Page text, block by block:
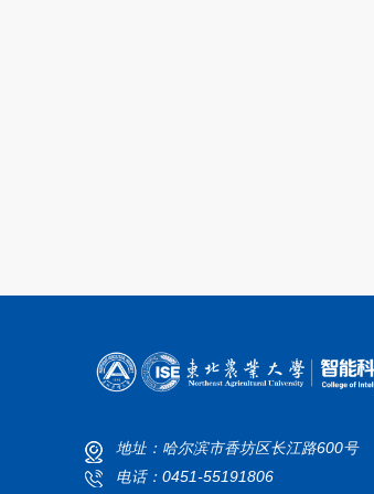
地址：哈尔滨市香坊区长江路600号
电话：0451-55191806